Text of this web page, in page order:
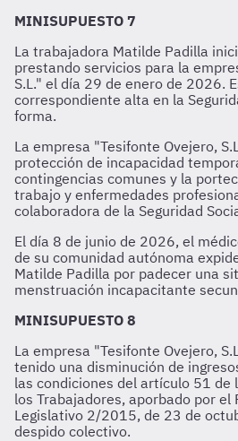
MINISUPUESTO 7
La trabajadora Matilde Padilla
prestando servicios para la
S.L." el día 29 de enero de 2026.
correspondiente alta en la
forma.
La empresa "Tesifonte Ovejero,
protección de incapacidad
contingencias comunes y la
trabajo y enfermedades
colaboradora de la Seguridad
El día 8 de junio de 2026, el
de su comunidad autónoma
Matilde Padilla por padecer una
menstruación incapacitante
MINISUPUESTO 8
La empresa "Tesifonte Ovejero,
tenido una disminución de
las condiciones del artículo 51 de
los Trabajadores, aporbado por el
Legislativo 2/2015, de 23 de
despido colectivo.